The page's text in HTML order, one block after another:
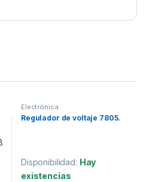
Electrónica
Regulador de voltaje 7805.
Disponibilidad: Hay
existencias